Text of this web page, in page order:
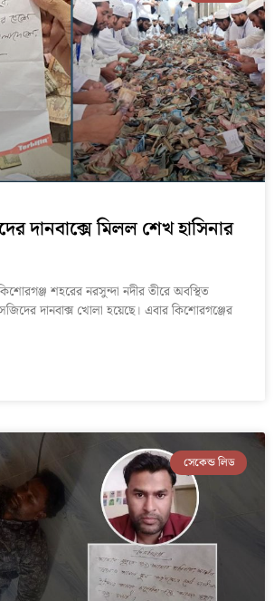
দানবাক্সে মিলল শেখ হাসিনার
শহরের নরসুন্দা নদীর তীরে অবস্থিত
দানবাক্স খোলা হয়েছে। এবার কিশোরগঞ্জের
সেকেন্ড লিড